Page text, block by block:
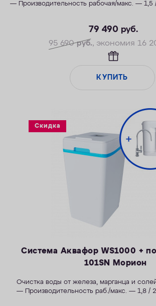
— Производительность рабочая/макс. — 1,5
— Максимальная удаляемая концентрация
— Максимальная удаляемая концентрация
марганца — 5 мг/л
— Объем воды/соли на регенерацию от 66
— Размеры 404 х 485 х 706 мм
79 490 руб.
95 690руб., экономия 16
КУПИТЬ
Скидка
Система Аквафор WS1000 +
101SN Морион
Очистка воды от железа, марганца и
— Производительность раб./макс. — 1,8 /